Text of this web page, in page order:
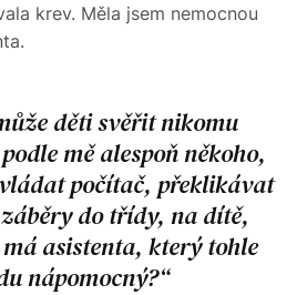
krev. Měla jsem nemocnou
děti svěřit nikomu
mě alespoň někoho,
počítač, překlikávat
do třídy, na dítě,
asistenta, který tohle
nápomocný?